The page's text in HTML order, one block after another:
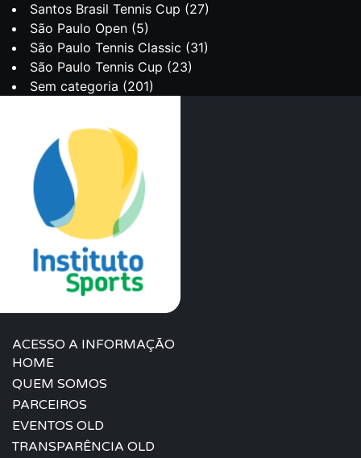
Santos Brasil Tennis Cup (27)
São Paulo Open (5)
São Paulo Tennis Classic (31)
São Paulo Tennis Cup (23)
Sem categoria (201)
ACESSO A INFORMAÇÃO
HOME
QUEM SOMOS
PARCEIROS
EVENTOS OLD
TRANSPARÊNCIA OLD